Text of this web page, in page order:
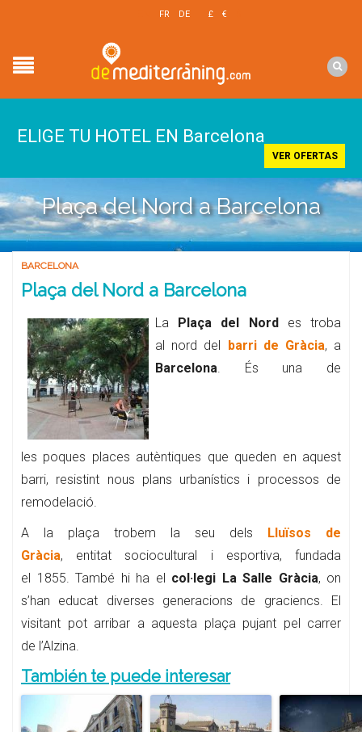
FR DE £ €
ELIGE TU HOTEL EN Barcelona
VER OFERTAS
Plaça del Nord a Barcelona
BARCELONA
Plaça del Nord a Barcelona
La Plaça del Nordes troba
al nord del barri de Gràcia, a
Barcelona. És una de
les poques places autèntiques que queden en aquest
barri, resistint nous plans urbanístics i processos de
remodelació.
A la plaça trobem la seu dels Lluïsos de
Gràcia, entitat sociocultural i esportiva, fundada
el 1855. També hi ha el col·legi La Salle Gràcia, on
s’han educat diverses generacions de graciencs. El
visitant pot arribar a aquesta plaça pujant pel carrer
de l’Alzina.
También te puede interesar